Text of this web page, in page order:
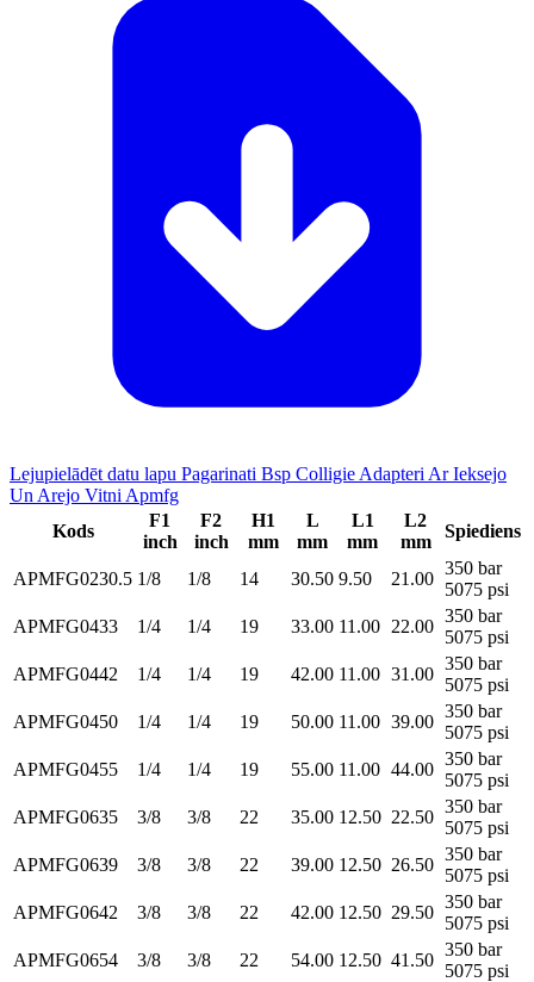
Lejupielādēt datu lapu Pagarinati Bsp Colligie Adapteri Ar Ieksejo
Un Arejo Vitni Apmfg
Kods
F1
inch
F2
inch
H1
mm
L
mm
L1
mm
L2
mm
Spiediens
APMFG0230.5 1/8 1/8 14 30.50 9.50 21.00
350 bar
5075 psi
APMFG0433
1/4 1/4 19 33.00 11.00 22.00
350 bar
5075 psi
APMFG0442
1/4 1/4 19 42.00 11.00 31.00
350 bar
5075 psi
APMFG0450
1/4 1/4 19 50.00 11.00 39.00
350 bar
5075 psi
APMFG0455
1/4 1/4 19 55.00 11.00 44.00
350 bar
5075 psi
APMFG0635
3/8 3/8 22 35.00 12.50 22.50
350 bar
5075 psi
APMFG0639
3/8 3/8 22 39.00 12.50 26.50
350 bar
5075 psi
APMFG0642
3/8 3/8 22 42.00 12.50 29.50
350 bar
5075 psi
APMFG0654
3/8 3/8 22 54.00 12.50 41.50
350 bar
5075 psi